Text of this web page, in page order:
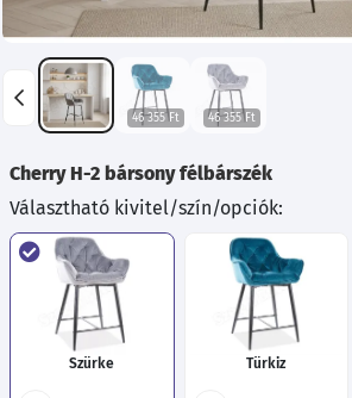
46 355 Ft 46 355 Ft
Cherry H-2 bársony félbárszék
Választható kivitel/szín/opciók:
Szürke Türkiz